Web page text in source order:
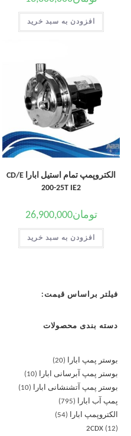
افزودن به سبد خرید
الکتروپمپ تمام استیل ابارا CD/E
200-25T IE2
تومان26,900,000
افزودن به سبد خرید
فیلتر براساس قیمت:
دسته بندی محصولات
بوستر پمپ ابارا
20
بوستر پمپ آبرسانی ابارا
10
بوستر پمپ آتشنشانی ابارا
10
پمپ آب ابارا
795
الکتروپمپ ابارا
54
2CDX
12